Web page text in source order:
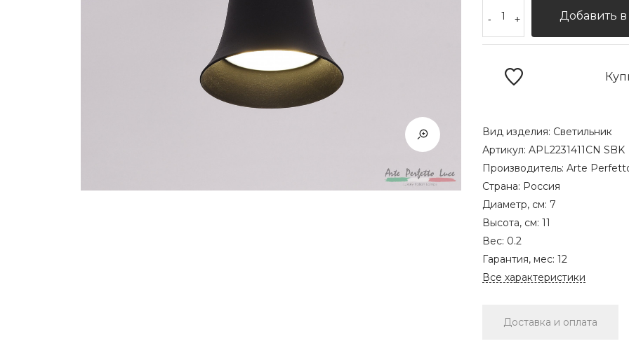
- + Добавить
Вид изделия: Светильник
Артикул: APL2231411CN SBK
Производитель: Arte
Страна: Россия
Диаметр, см: 7
Высота, см: 11
Вес: 0.2
Гарантия, мес: 12
Все характеристики
Доставка и оплата